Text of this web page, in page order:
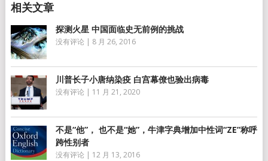
探测火星 中国面临史无前例的挑战
没有评论 | 8 月 26, 2016
川普长子小唐纳染疫 白宫幕僚也验出病毒
没有评论 | 11 月 21, 2020
不是“他”， 也不是“她”，牛津字典增加中性词“ZE”称呼
跨性别者
没有评论 | 12 月 13, 2016